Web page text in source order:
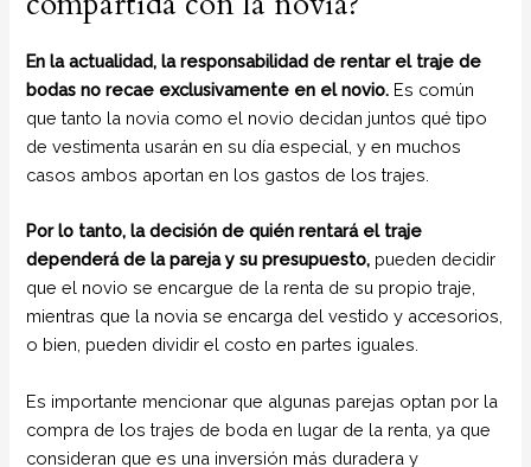
En la actualidad, la responsabilidad de rentar el traje de
bodas no recae exclusivamente en el novio. Es común
que tanto la novia como el novio decidan juntos qué tipo
de vestimenta usarán en su día especial, y en muchos
casos ambos aportan en los gastos de los trajes.
Por lo tanto, la decisión de quién rentará el traje
dependerá de la pareja y su presupuesto, pueden decidir
que el novio se encargue de la renta de su propio traje,
mientras que la novia se encarga del vestido y accesorios,
o bien, pueden dividir el costo en partes iguales.
Es importante mencionar que algunas parejas optan por la
compra de los trajes de boda en lugar de la renta, ya que
consideran que es una inversión más duradera y